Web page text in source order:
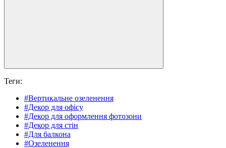
Теги:
#Вертикальне озеленення
#Декор для офісу
#Декор для оформлення фотозони
#Декор для стін
#Для балкона
#Озеленення